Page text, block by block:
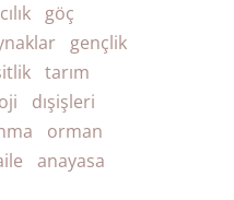
göç
gençlik
tarım
dışişleri
orman
anayasa